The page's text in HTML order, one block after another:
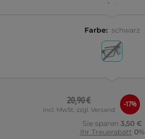
Farbe: schwarz
20,90 €
incl. MwSt. zzgl. Versand
-17%
Sie sparen 3,50 €
Ihr Treuerabatt 0%